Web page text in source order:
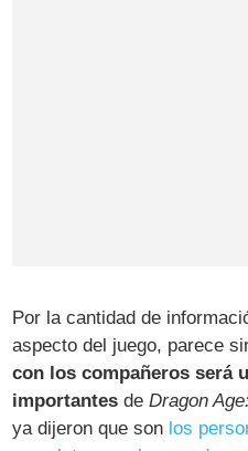
Por la cantidad de
aspecto del juego, parece
con los compañeros será
importantes deDragon
ya dijeron que son los